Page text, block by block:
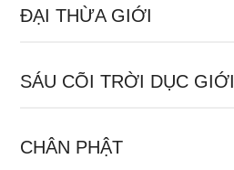
ĐẠI THỪA GIỚI
SÁU CÕI TRỜI DỤC GIỚI
CHÂN PHẬT